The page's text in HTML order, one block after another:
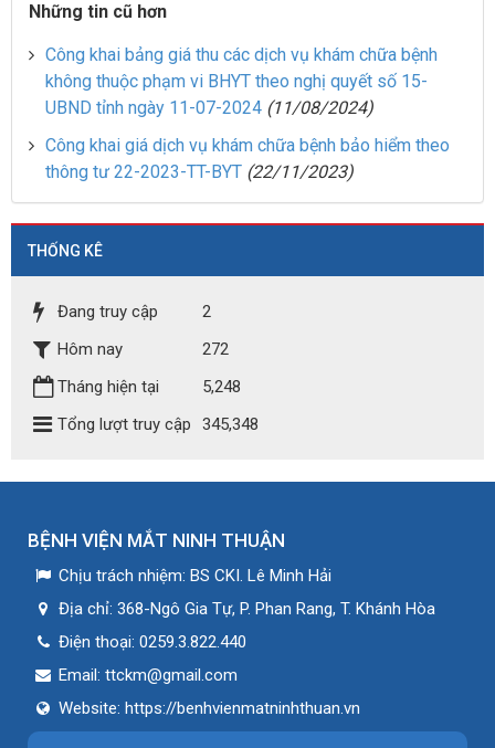
Những tin cũ hơn
Công khai bảng giá thu các dịch vụ khám chữa bệnh
không thuộc phạm vi BHYT theo nghị quyết số 15-
UBND tỉnh ngày 11-07-2024 (11/08/2024)
Công khai giá dịch vụ khám chữa bệnh bảo hiểm theo
thông tư 22-2023-TT-BYT (22/11/2023)
THỐNG KÊ
Đang truy cập
2
Hôm nay
272
Tháng hiện tại
5,248
Tổng lượt truy cập
345,348
BỆNH VIỆN MẮT NINH THUẬN
Chịu trách nhiệm: BS CKI. Lê Minh Hải
Địa chỉ: 368-Ngô Gia Tự, P. Phan Rang, T. Khánh Hòa
Điện thoại: 0259.3.822.440
Email: ttckm@gmail.com
Website: https://benhvienmatninhthuan.vn